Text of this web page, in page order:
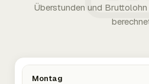
Überstunden und
Montag